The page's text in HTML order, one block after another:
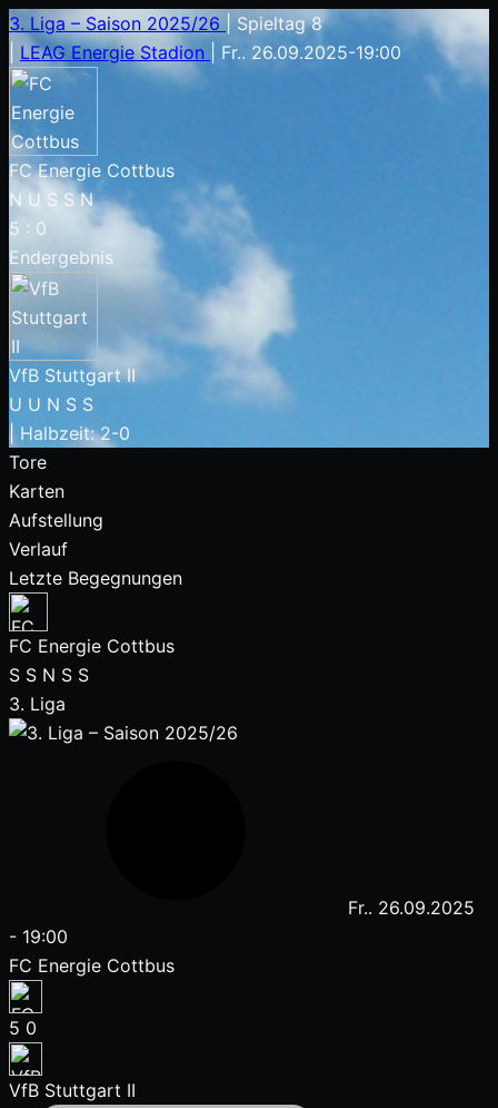
3. Liga – Saison 2025/26 Spieltag 8
LEAG Energie Stadion Fr.. 26.09.2025-19:00
FC Energie Cottbus
N U S SN
5 : 0
Endergebnis
VfB Stuttgart II
U U N S S
| Halbzeit: 2-0
Tore
Karten
Aufstellung
Verlauf
Letzte Begegnungen
FC Energie Cottbus
S S N S S
3. Liga
Fr.. 26.09.2025
- 19:00
FC Energie Cottbus
5 0
VfB Stuttgart II